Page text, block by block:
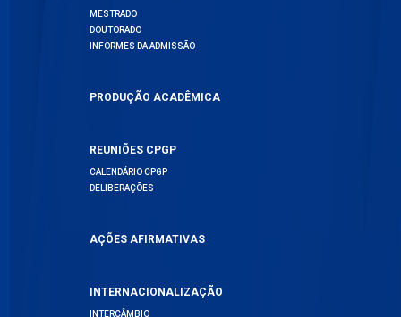
MESTRADO
DOUTORADO
INFORMES DA ADMISSÃO
PRODUÇÃO ACADÊMICA
REUNIÕES CPGP
CALENDÁRIO CPGP
DELIBERAÇÕES
AÇÕES AFIRMATIVAS
INTERNACIONALIZAÇÃO
INTERCÂMBIO